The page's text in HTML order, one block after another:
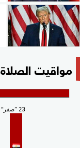
مواقيت الصلاة
23 صفر